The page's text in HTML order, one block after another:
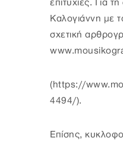
επιτυχίες. Για
Καλογιάννη με
σχετική
(https://
4494/).
Επίσης,